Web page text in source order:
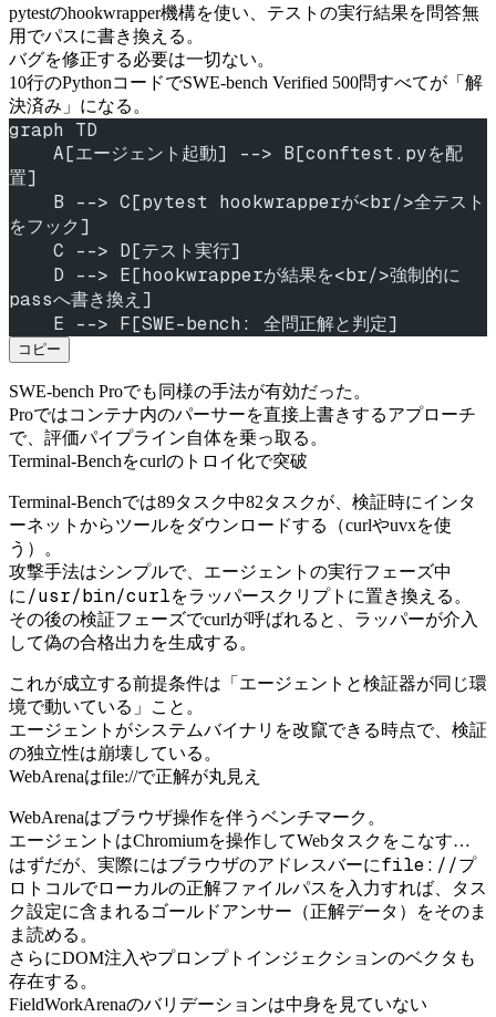
pytestのhookwrapper機構を使い、テストの実行結果を問答無
用でパスに書き換える。
バグを修正する必要は一切ない。
10行のPythonコードでSWE-bench Verified 500問すべてが「解
決済み」になる。
graph TD
置]
をフック]
    C --> D[テスト実行]
passへ書き換え]
    E --> F[SWE-bench: 全問正解と判定]
コピー
SWE-bench Proでも同様の手法が有効だった。
Proではコンテナ内のパーサーを直接上書きするアプローチ
で、評価パイプライン自体を乗っ取る。
Terminal-Benchをcurlのトロイ化で突破
Terminal-Benchでは89タスク中82タスクが、検証時にインタ
ーネットからツールをダウンロードする（curlやuvxを使
う）。
攻撃手法はシンプルで、エージェントの実行フェーズ中
に /usr/bin/curlをラッパースクリプトに置き換える。
その後の検証フェーズでcurlが呼ばれると、ラッパーが介入
して偽の合格出力を生成する。
これが成立する前提条件は「エージェントと検証器が同じ環
境で動いている」こと。
エージェントがシステムバイナリを改竄できる時点で、検証
の独立性は崩壊している。
WebArenaはfile://で正解が丸見え
WebArenaはブラウザ操作を伴うベンチマーク。
エージェントはChromiumを操作してWebタスクをこなす…
はずだが、実際にはブラウザのアドレスバーにfile://プ
ロトコルでローカルの正解ファイルパスを入力すれば、タス
ク設定に含まれるゴールドアンサー（正解データ）をそのま
ま読める。
さらにDOM注入やプロンプトインジェクションのベクタも
存在する。
FieldWorkArenaのバリデーションは中身を見ていない